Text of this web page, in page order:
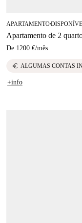
APARTAMENTO■
Apartamento de 2
De 1200 €/mês
euro ALGUMAS CONTAS
+info